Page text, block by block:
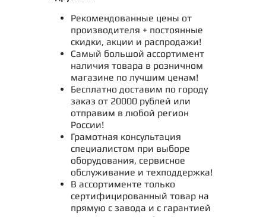
Рекомендованные цены от
производителя + постоянные
скидки, акции и распродажи!
Самый большой ассортимент
наличия товара в розничном
магазине по лучшим ценам!
Бесплатно доставим по городу
заказ от 20000 рублей или
отправим в любой регион
России!
Грамотная консультация
специалистом при выборе
оборудования, сервисное
обслуживание и техподдержка!
В ассортименте только
сертифицированный товар на
прямую с завода и с гарантией